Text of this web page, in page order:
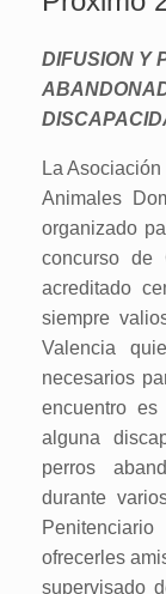
DIFUSION Y
La
Animales
organizado
concurso de
acreditado
siempre
Valencia
necesarios
encuentro
alguna
perros
durante
ofrecerles
supervisado